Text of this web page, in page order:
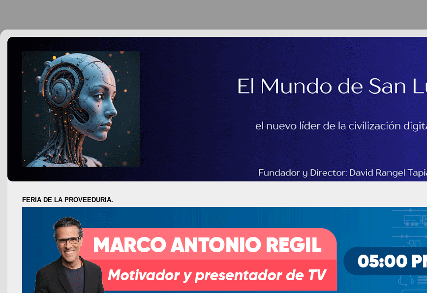
FERIA DE LA PROVEEDURIA.